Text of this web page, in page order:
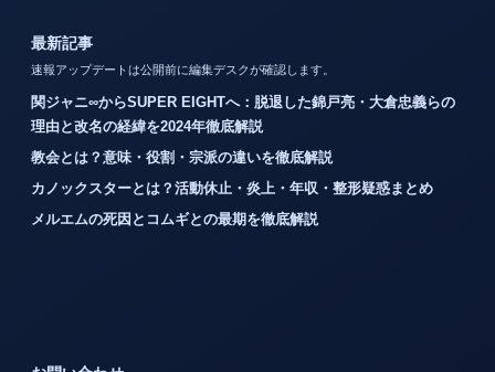
最新記事
速報アップデートは公開前に編集デスクが確認します。
関ジャニ∞からSUPER EIGHTへ：脱退した錦戸亮・大倉忠義らの
理由と改名の経緯を2024年徹底解説
教会とは？意味・役割・宗派の違いを徹底解説
カノックスターとは？活動休止・炎上・年収・整形疑惑まとめ
メルエムの死因とコムギとの最期を徹底解説